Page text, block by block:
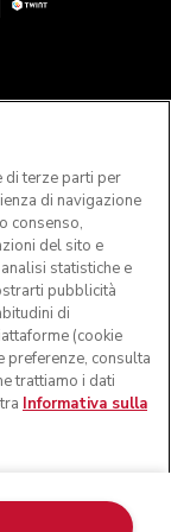
KitchenAid e il
negli Stati
di terze parti per
di navigazione
consenso,
del sito e
statistiche e
pubblicità
di
(cookie
consulta
trattiamo i dati
Informativa sulla